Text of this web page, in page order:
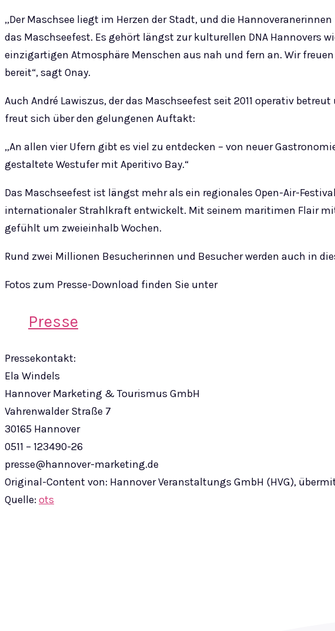
„Der Maschsee liegt im Herzen der Stadt, und die
das Maschseefest. Es gehört längst zur kulturellen DNA Hannovers
einzigartigen Atmosphäre Menschen aus nah und fern an. Wir
bereit“, sagt Onay.
Auch André Lawiszus, der das Maschseefest seit 2011 operativ
freut sich über den gelungenen Auftakt:
„An allen vier Ufern gibt es viel zu entdecken – von neuer
gestaltete Westufer mit Aperitivo Bay.“
Das Maschseefest ist längst mehr als ein regionales Open-Air-
internationaler Strahlkraft entwickelt. Mit seinem maritimen Flair
gefühlt um zweieinhalb Wochen.
Rund zwei Millionen Besucherinnen und Besucher werden auch in
Fotos zum Presse-Download finden Sie unter
Presse
Pressekontakt:
Ela Windels
Hannover Marketing & Tourismus GmbH
Vahrenwalder Straße 7
30165 Hannover
0511 – 123490-26
presse@hannover-marketing.de
Original-Content von: Hannover Veranstaltungs GmbH (HVG),
Quelle: ots